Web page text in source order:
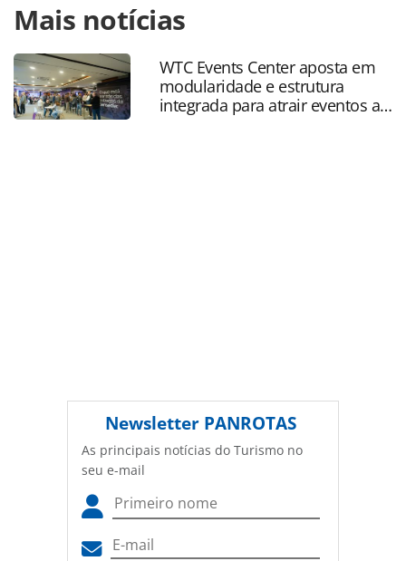
https://www.panrotas.com.br/noticia-
turismo/internacional/2017/11/nyc-lamenta-ato-terrorista-
e-garante-seguranca-na-cidade_150979.html ou as
ferramentas oferecidas na página. Todo o conteúdo
produzido pela PANROTAS Editora é protegido pela
legislação brasileira sobre direito autoral. Não reproduza o
Mais notícias
WTC Events Center aposta em
modularidade e estrutura
integrada para atrair eventos a
Newsletter PANROTAS
As principais notícias do Turismo no
seu e-mail